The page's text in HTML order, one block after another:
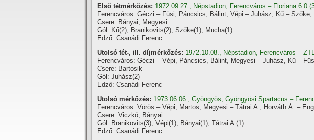
Első tétmérkőzés: 1972.09.27., Népstadion, Ferencváros – Floriana 6:0
Ferencváros: Géczi – Füsi, Páncsics, Bálint, Vépi – Juhász, Kű –
Csere: Bányai, Megyesi
Gól: Kű(2), Branikovits(2), Szőke(1), Mucha(1)
Edző: Csanádi Ferenc
Utolsó tét-, ill. díjmérkőzés: 1972.10.08., Népstadion, Ferencváros –
Ferencváros: Géczi – Vépi, Páncsics, Bálint, Megyesi – Juhász, Kű –
Csere: Bartosik
Gól: Juhász(2)
Edző: Csanádi Ferenc
Utolsó mérkőzés: 1973.06.06., Gyöngyös, Gyöngyösi Spartacus –
Ferencváros: Vörös – Vépi, Martos, Megyesi – Tátrai A., Horváth Á. –
Csere: Viczkó, Bányai
Gól: Branikovits(3), Vépi(1), Bányai(1), Tátrai A.(1)
Edző: Csanádi Ferenc